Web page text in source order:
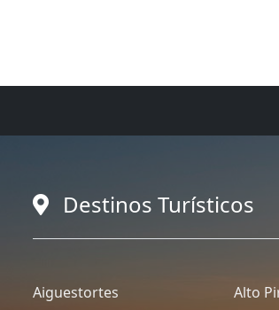
Destinos Turísticos
Aiguestortes
Alto